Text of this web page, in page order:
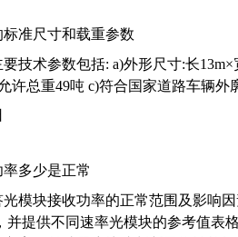
标准尺寸和载重参数
技术参数包括: a)外形尺寸:长
许总重49吨 c)符合国家道路车辆外
多少是正常
模块接收功率的正常范围及影响
并提供不同速率光模块的参考值表